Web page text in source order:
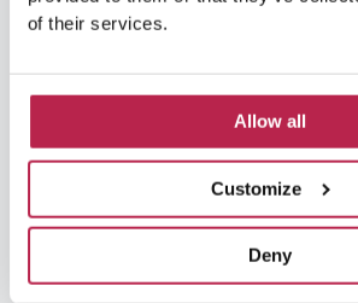
of their services.
Allow all
Customize
Deny
Location de villa de luxe à Ibiza
Location de villa Ibiza(8)
Location de villas à Ibiza(5)
Location de villa à Ibiza(6)
Location de voitures à Ibiza(15)
Marchés d'Ibiza(3) Marchés